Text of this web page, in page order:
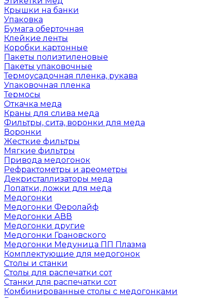
Крышки на банки
Упаковка
Бумага оберточная
Клейкие ленты
Коробки картонные
Пакеты полиэтиленовые
Пакеты упаковочные
Термоусадочная пленка, рукава
Упаковочная пленка
Термосы
Откачка меда
Краны для слива меда
Фильтры, сита, воронки для меда
Воронки
Жесткие фильтры
Мягкие фильтры
Привода медогонок
Рефрактометры и ареометры
Декристаллизаторы меда
Лопатки, ложки для меда
Медогонки
Медогонки Феролайф
Медогонки АВВ
Медогонки другие
Медогонки Грановского
Медогонки Медуница ПП Плазма
Комплектующие для медогонок
Столы и станки
Столы для распечатки сот
Станки для распечатки сот
Комбинированные столы с медогонками